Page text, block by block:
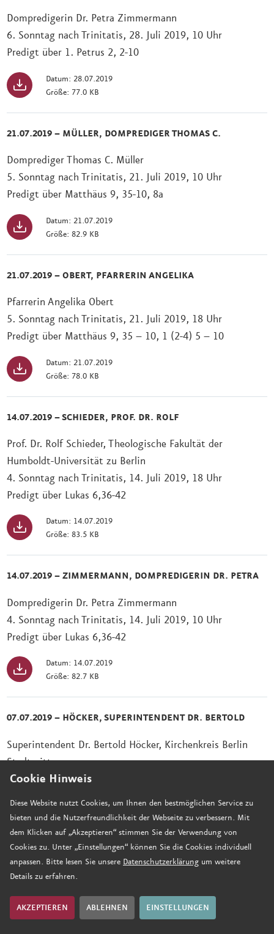
Cookie Hinweis
Diese Website nutzt Cookies, um Ihnen den bestmöglichen Service zu
bieten und die Nutzerfreundlichkeit der Webseite zu verbessern. Mit
dem Klicken auf „Akzeptieren“ stimmen Sie der Verwendung von
Cookies zu. Unter „Einstellungen“ können Sie die Cookies individuell
anpassen. Bitte lesen Sie unsere Datenschutzerklärung um weitere
Details zu erfahren.
AKZEPTIEREN ABLEHNEN EINSTELLUNGEN
Dompredigerin Dr. Petra Zimmermann
6. Sonntag nach Trinitatis, 28. Juli 2019, 10 Uhr
Predigt über 1. Petrus 2, 2-10
Datum: 28.07.2019
Größe: 77.0 KB
21.07.2019 – MÜLLER, DOMPREDIGER THOMAS C.
Domprediger Thomas C. Müller
5. Sonntag nach Trinitatis, 21. Juli 2019, 10 Uhr
Predigt über Matthäus 9, 35-10, 8a
Datum: 21.07.2019
Größe: 82.9 KB
21.07.2019 – OBERT, PFARRERIN ANGELIKA
Pfarrerin Angelika Obert
5. Sonntag nach Trinitatis, 21. Juli 2019, 18 Uhr
Predigt über Matthäus 9, 35 – 10, 1 (2-4) 5 – 10
Datum: 21.07.2019
Größe: 78.0 KB
14.07.2019 – SCHIEDER, PROF. DR. ROLF
Prof. Dr. Rolf Schieder, Theologische Fakultät der
Humboldt-Universität zu Berlin
4. Sonntag nach Trinitatis, 14. Juli 2019, 18 Uhr
Predigt über Lukas 6,36-42
Datum: 14.07.2019
Größe: 83.5 KB
14.07.2019 – ZIMMERMANN, DOMPREDIGERIN DR. PETRA
Dompredigerin Dr. Petra Zimmermann
4. Sonntag nach Trinitatis, 14. Juli 2019, 10 Uhr
Predigt über Lukas 6,36-42
Datum: 14.07.2019
Größe: 82.7 KB
07.07.2019 – HÖCKER, SUPERINTENDENT DR. BERTOLD
Superintendent Dr. Bertold Höcker, Kirchenkreis Berlin
Stadtmitte
3. Sonntag n. Trinitatis, 7. Juli 2019, 10 Uhr
Datum: 07.07.2019
Größe: 74.8 KB
07.07.2019 – MÜLLER, DOMPREDIGER THOMAS C.
Domprediger Thomas C. Müller
3. Sonntag nach Trinitatis, 07. Juli 2019, 18 Uhr